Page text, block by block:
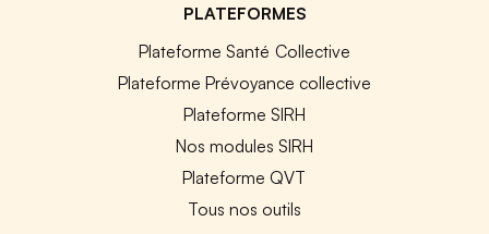
PLATEFORMES
Plateforme Santé Collective
Plateforme Prévoyance collective
Plateforme SIRH
Nos modules SIRH
Plateforme QVT
Tous nos outils